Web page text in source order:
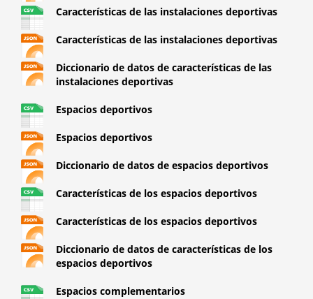
Características de las instalaciones deportivas
Características de las instalaciones deportivas
Diccionario de datos de características de las
instalaciones deportivas
Espacios deportivos
Espacios deportivos
Diccionario de datos de espacios deportivos
Características de los espacios deportivos
Características de los espacios deportivos
Diccionario de datos de características de los
espacios deportivos
Espacios complementarios